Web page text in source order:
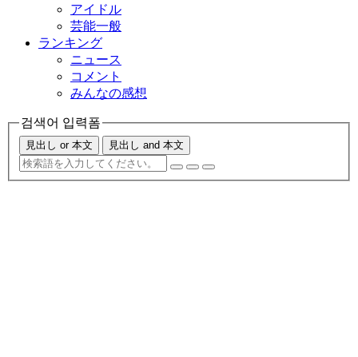
アイドル
芸能一般
ランキング
ニュース
コメント
みんなの感想
검색어 입력폼
見出し or 本文 見出し and 本文